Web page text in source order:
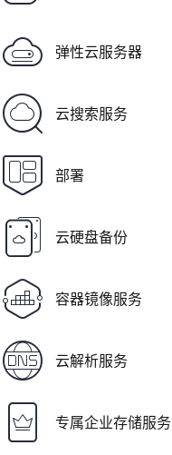
弹性云服务器
云搜索服务
部署
云硬盘备份
容器镜像服务
云解析服务
专属企业存储服务